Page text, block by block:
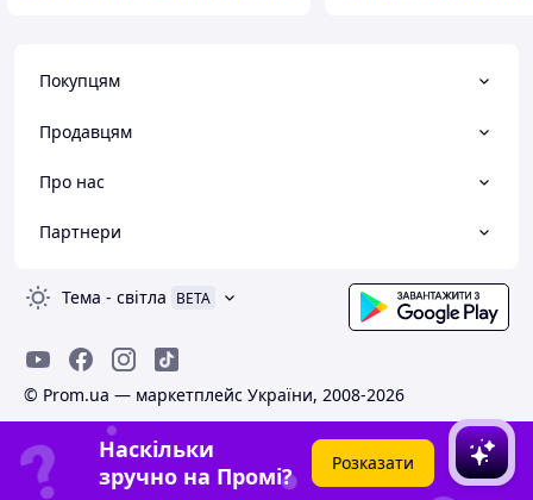
Покупцям
Продавцям
Про нас
Партнери
Тема - світла BETA
© Prom.ua — маркетплейс України, 2008-2026
Наскільки
зручно на Промі?
Розказати